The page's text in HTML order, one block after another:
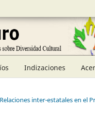
Indizaciones
inter-estatales en